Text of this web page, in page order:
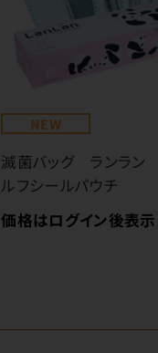
NEW
滅菌バッグ ランラ
ルフシールパウチ
価格はログイン後表示